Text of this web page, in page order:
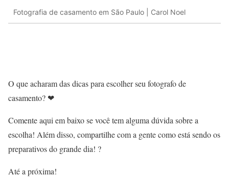
Fotografia de casamento em São Paulo | Carol Noel
O que acharam das dicas para escolher seu fotografo de
casamento? ❤
Comente aqui em baixo se você tem alguma dúvida sobre a
escolha! Além disso, compartilhe com a gente como está sendo os
preparativos do grande dia! ?
Até a próxima!